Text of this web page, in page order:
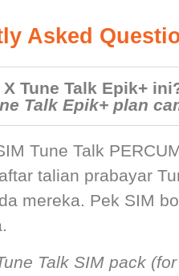
Asked
Tune Talk Epik+
Talk Epik+ plan
Tune Talk
talian prabayar
mereka. Pek SIM
Talk SIM pack